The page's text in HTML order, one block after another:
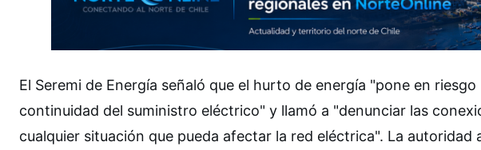
El Seremi de Energía señaló que el hurto de energía "pone en
continuidad del suministro eléctrico" y llamó a "denunciar las
cualquier situación que pueda afectar la red eléctrica". La autoridad